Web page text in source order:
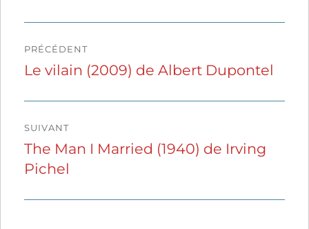
de
PRÉCÉDENT
Publication
Le vilain (2009) de Albert Dupontel
SUIVANT
Publication
suivante :
The Man I Married (1940) de Irving
Pichel